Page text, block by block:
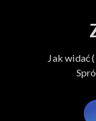
Jak widać